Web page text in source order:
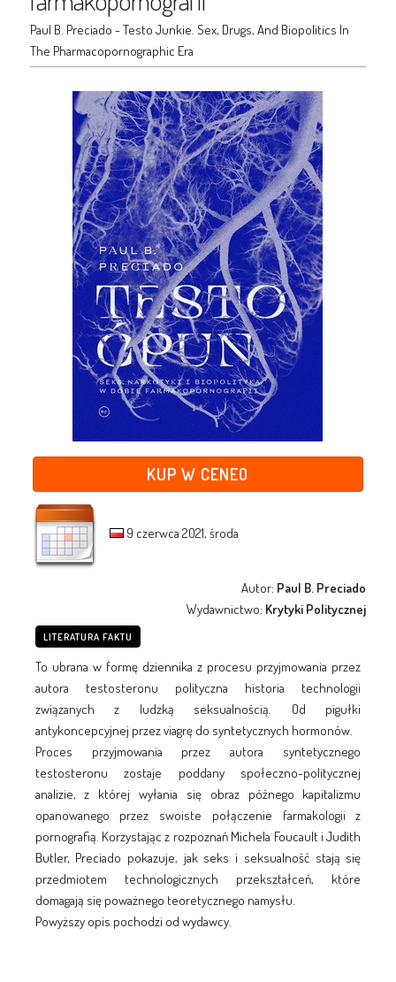
Paul B. Preciado - Testo Junkie. Sex, Drugs, And Biopolitics In
The Pharmacopornographic Era
KUP W CENEO
9 czerwca 2021, środa
Autor: Paul B. Preciado
Wydawnictwo: Krytyki Politycznej
LITERATURA FAKTU
To ubrana w formę dziennika z procesu przyjmowania przez
autora testosteronu polityczna historia technologii
związanych z ludzką seksualnością. Od pigułki
antykoncepcyjnej przez viagrę do syntetycznych hormonów.
Proces przyjmowania przez autora syntetycznego
testosteronu zostaje poddany społeczno-politycznej
analizie, z której wyłania się obraz późnego kapitalizmu
opanowanego przez swoiste połączenie farmakologii z
pornografią. Korzystając z rozpoznań Michela Foucault i Judith
Butler, Preciado pokazuje, jak seks i seksualność stają się
przedmiotem technologicznych przekształceń, które
domagają się poważnego teoretycznego namysłu.
Powyższy opis pochodzi od wydawcy.